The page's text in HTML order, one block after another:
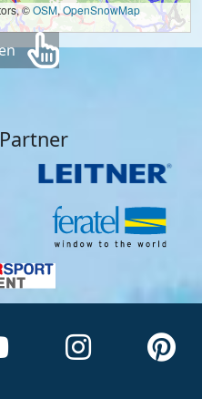
©OSM, OpenSnowMap